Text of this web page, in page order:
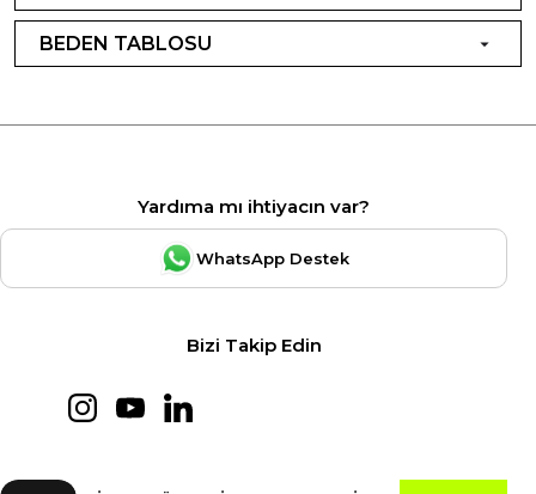
BEDEN TABLOSU
Yardıma mı ihtiyacın var?
WhatsApp Destek
Bizi Takip Edin